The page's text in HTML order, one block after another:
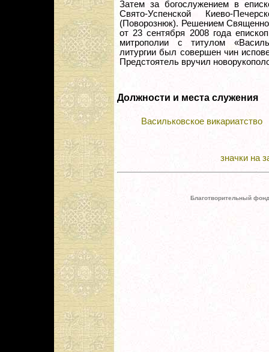
Затем за богослужением в
Свято-Успенской Киево-
(Поворознюк). Решением
от 23 сентября 2008 года
митрополии с титулом
литургии был совершен чин
Предстоятель вручил
Должности и места служения
Васильковское викариатство
значки на
Благотворительный